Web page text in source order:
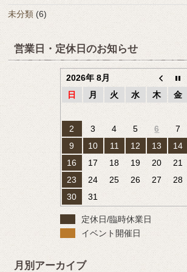
未分類 (6)
営業日・定休日のお知らせ
2026年 8月
日
月 火 水 木 金
2
3 4 5 6 7
9
10 11 12 13 14
16
17 18 19 20 21
23
24 25 26 27 28
30
31
定休日/臨時休業日
イベント開催日
月別アーカイブ